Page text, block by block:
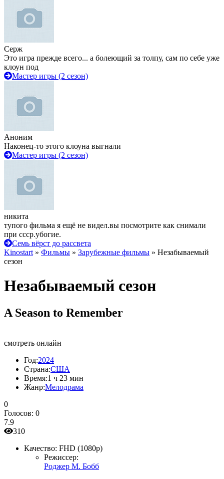
Серж
Это игра прежде всего... а болеющий за толпу, сам по себе уже
клоун под
Мастер игры (2 сезон)
Аноним
Наконец-то этого клоуна выгнали
Мастер игры (2 сезон)
никита
тупого фильма я ещё не видел.вы посмотрите как снимали
при ссср.убогие.
Семь вёрст до рассвета
Kinostart » Фильмы » Зарубежные фильмы » Незабываемый
сезон
Незабываемый сезон
A Season to Remember
смотреть онлайн
Год:2024
Страна:США
Время:1 ч 23 мин
Жанр:Мелодрама
0
Голосов: 0
7.9
310
Качество: FHD (1080p)
Режиссер:
Роджер М. Бобб